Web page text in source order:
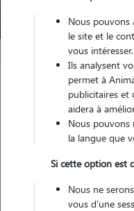
Garde animaux France
Saint-Nicolas-du-Pélem
Nos
Nous pouvons
le site et le
vous intéresser.
Ils analysent
permet à
publicitaires et
aidera à
Nous pouvons
la langue que
Si cette option est
Nous ne
vous d'une